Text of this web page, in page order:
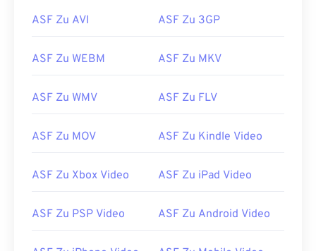
us/windows/desktop/wmformat/overview-of-the-
ASF Zu AVI ASF Zu 3GP
ASF Zu WEBM ASF Zu MKV
ASF Zu WMV ASF Zu FLV
ASF Zu MOV ASF Zu Kindle Video
ASF Zu Xbox Video ASF Zu iPad Video
ASF Zu PSP Video ASF Zu Android Video